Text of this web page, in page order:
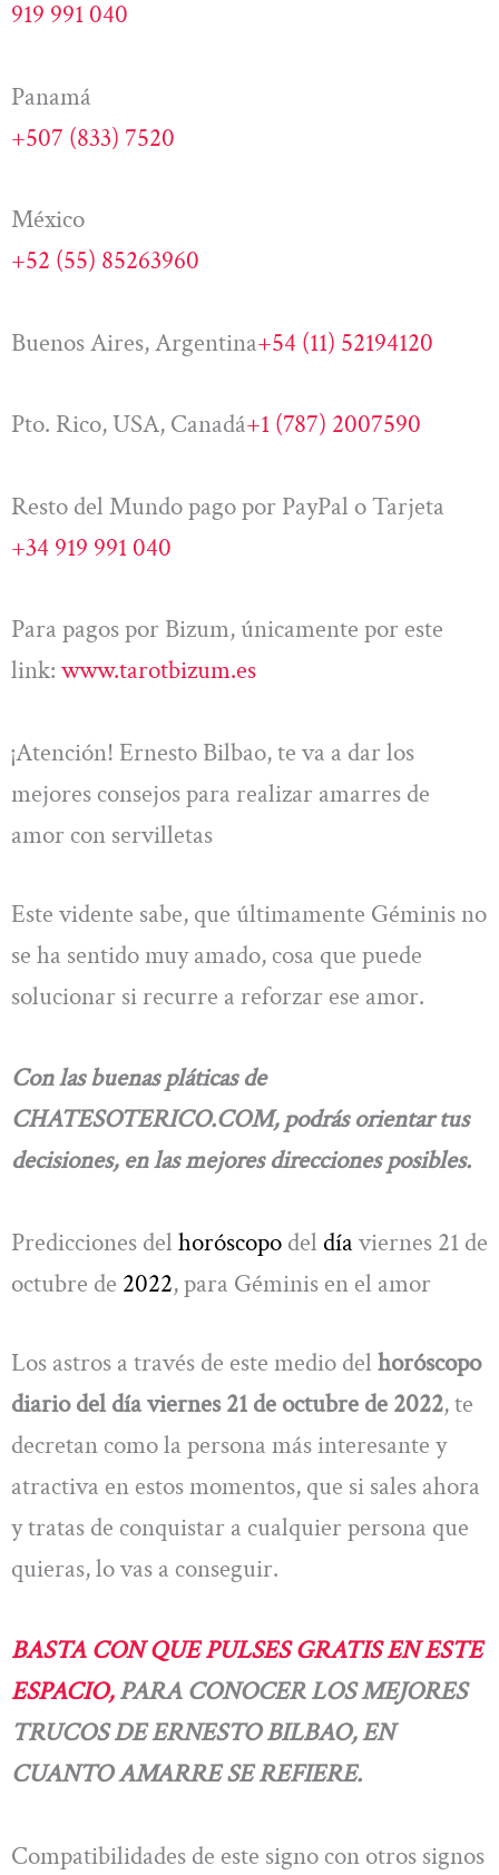
919 991 040
Panamá
+507 (833) 7520
México
+52 (55) 85263960
Buenos Aires, Argentina+54 (11) 52194120
Pto. Rico, USA, Canadá+1 (787) 2007590
Resto del Mundo pago por PayPal o Tarjeta
+34 919 991 040
Para pagos por Bizum, únicamente por este
link: www.tarotbizum.es
¡Atención! Ernesto Bilbao, te va a dar los
mejores consejos para realizar amarres de
amor con servilletas
Este vidente sabe, que últimamente Géminis no
se ha sentido muy amado, cosa que puede
solucionar si recurre a reforzar ese amor.
Con las buenas pláticas de
CHATESOTERICO.COM, podrás orientar tus
decisiones, en las mejores direcciones posibles.
Predicciones del horóscopo del díaviernes 21 de
octubre de 2022, para Géminis en el amor
Los astros a través de este medio del horóscopo
diario del día viernes 21 de octubre de 2022, te
decretan como la persona más interesante y
atractiva en estos momentos, que si sales ahora
y tratas de conquistar a cualquier persona que
quieras, lo vas a conseguir.
BASTA CON QUE PULSES GRATIS EN ESTE
ESPACIO,PARA CONOCER LOS MEJORES
TRUCOS DE ERNESTO BILBAO, EN
CUANTO AMARRE SE REFIERE.
Compatibilidades de este signo con otros signos